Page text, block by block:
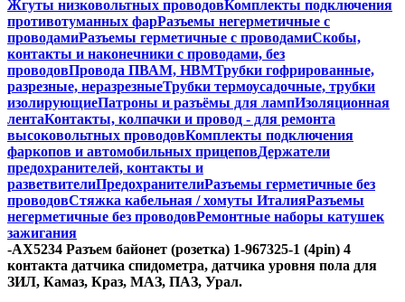
Жгуты низковольтных проводовКомплекты подключения
противотуманных фарРазъемы негерметичные с
проводамиРазъемы герметичные с проводамиСкобы,
контакты и наконечники с проводами, без
проводовПровода ПВАМ, НВМТрубки гофрированные,
разрезные, неразрезныеТрубки термоусадочные, трубки
изолирующиеПатроны и разъёмы для лампИзоляционная
лентаКонтакты, колпачки и провод - для ремонта
высоковольтных проводовКомплекты подключения
фаркопов и автомобильных прицеповДержатели
предохранителей, контакты и
разветвителиПредохранителиРазъемы герметичные без
проводовСтяжка кабельная / хомуты ИталияРазъемы
негерметичные без проводовРемонтные наборы катушек
зажигания
-AX5234 Разъем байонет (розетка) 1-967325-1 (4pin) 4
контакта датчика спидометра, датчика уровня пола для
ЗИЛ, Камаз, Краз, МАЗ, ПАЗ, Урал.